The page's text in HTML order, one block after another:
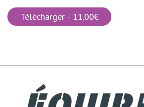
Télécharger - 11.00€